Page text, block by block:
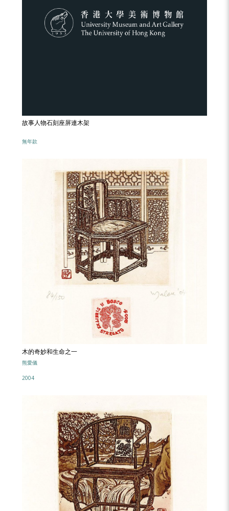
故事人物石刻座屏連木架
無年款
木的奇妙和生命之一
熊愛儀
2004